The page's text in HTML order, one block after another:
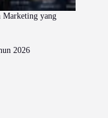
Marketing yang
2026